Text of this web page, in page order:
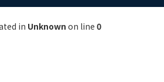
in Unknown on line 0